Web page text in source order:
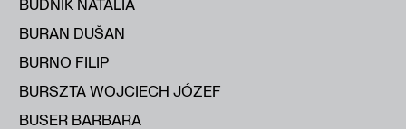
BUDNIK NATALIA
BURAN DUŠAN
BURNO FILIP
BURSZTA WOJCIECH JÓZEF
BUSER BARBARA